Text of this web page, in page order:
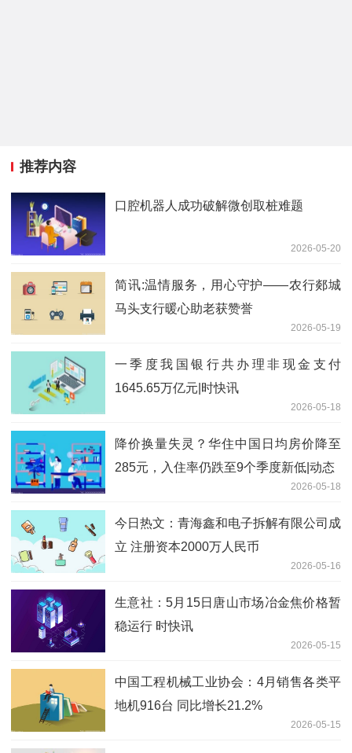
推荐内容
口腔机器人成功破解微创取桩难题
2026-05-20
简讯:温情服务，用心守护——农行郯城
马头支行暖心助老获赞誉
2026-05-19
一季度我国银行共办理非现金支付
1645.65万亿元|时快讯
2026-05-18
降价换量失灵？华住中国日均房价降至
285元，入住率仍跌至9个季度新低|动态
2026-05-18
今日热文：青海鑫和电子拆解有限公司成
立 注册资本2000万人民币
2026-05-16
生意社：5月15日唐山市场冶金焦价格暂
稳运行 时快讯
2026-05-15
中国工程机械工业协会：4月销售各类平
地机916台 同比增长21.2%
2026-05-15